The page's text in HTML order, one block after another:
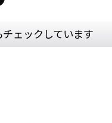
ェックしています